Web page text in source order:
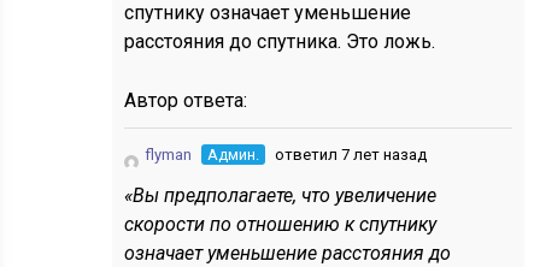
спутнику означает уменьшение
расстояния до спутника. Это ложь.
Автор ответа:
flyman Админ. ответил 7 лет назад
«Вы предполагаете, что увеличение
скорости по отношению к спутнику
означает уменьшение расстояния до